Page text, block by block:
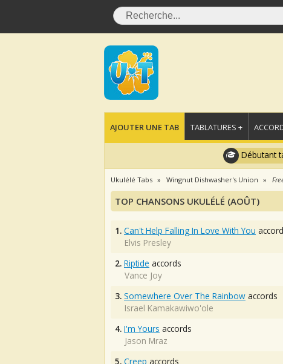
AJOUTER UNE TAB TABLATURES +
Débutant
Ukulélé Tabs Wingnut Dishwasher's Union
TOP CHANSONS UKULÉLÉ (AOÛT)
1. Can't Help Falling In Love With You
Elvis Presley
2. Riptide accords
Vance Joy
3. Somewhere Over The Rainbow accords
Israel Kamakawiwo'ole
4. I'm Yours accords
Jason Mraz
5. Creep accords